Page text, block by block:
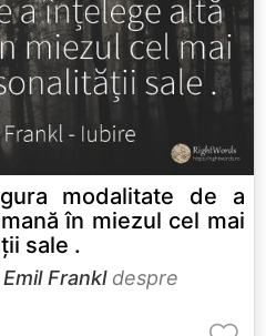
modalitate de a
în miezul cel mai
sale .
Frankldespre